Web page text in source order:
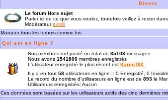
Divers
Le forum Hors sujet
Parler ici de ce que vous voulez, toutefois veillez à rester
Modérateurexmili
Marquer tous les forums comme lus
Qui est en ligne ?
Nos membres ont posté un total de 35103 messages
Nous avons 1541800 membres enregistrés
L'utilisateur enregistré le plus récent est KarenT90
Il y a en tout 58 utilisateurs en ligne :: 0 Enregistré, 0
Le record du nombre d'utilisateurs en ligne est de 893 le
Utilisateurs enregistrés: Aucun
Ces données sont basées sur les utilisateurs actifs des cinq dernières